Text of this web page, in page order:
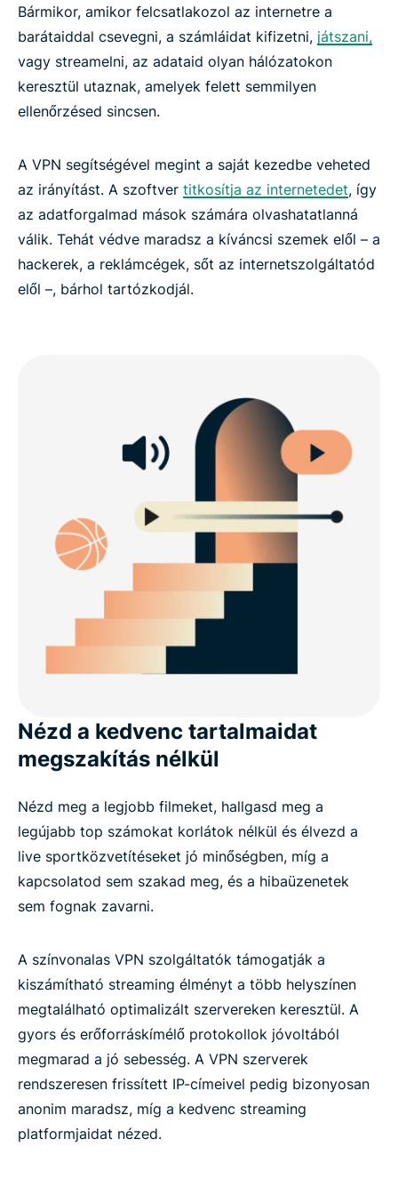
Bármikor, amikor felcsatlakozol az internetre a
barátaiddal csevegni, a számláidat kifizetni, játszani,
vagy streamelni, az adataid olyan hálózatokon
keresztül utaznak, amelyek felett semmilyen
ellenőrzésed sincsen.
A VPN segítségével megint a saját kezedbe veheted
az irányítást. A szoftver titkosítja az internetedet, így
az adatforgalmad mások számára olvashatatlanná
válik. Tehát védve maradsz a kíváncsi szemek elől – a
hackerek, a reklámcégek, sőt az internetszolgáltatód
elől –, bárhol tartózkodjál.
Nézd a kedvenc tartalmaidat
megszakítás nélkül
Nézd meg a legjobb filmeket, hallgasd meg a
legújabb top számokat korlátok nélkül és élvezd a
live sportközvetítéseket jó minőségben, míg a
kapcsolatod sem szakad meg, és a hibaüzenetek
sem fognak zavarni.
A színvonalas VPN szolgáltatók támogatják a
kiszámítható streaming élményt a több helyszínen
megtalálható optimalizált szervereken keresztül. A
gyors és erőforráskímélő protokollok jóvoltából
megmarad a jó sebesség. A VPN szerverek
rendszeresen frissített IP-címeivel pedig bizonyosan
anonim maradsz, míg a kedvenc streaming
platformjaidat nézed.